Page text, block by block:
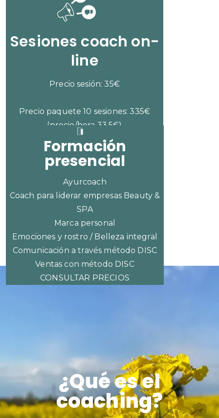
CONSULTAR PRECIOS
Sesiones coach on-
line
Precio sesión: 35€
Precio paquete 10 sesiones: 335€
(precio/hora 33,5€)
Formación
presencial
Ayurcoach
Coach para liderar empresas Beauty &
SPA
Marca personal
Emociones y rostro / Belleza integral
Comunicación a través método DISC
Ventas con método DISC
CONSULTAR PRECIOS
¿Qué es el
coaching?